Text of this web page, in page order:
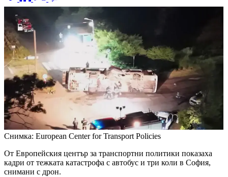
Снимка: European Center for Transport Policies
От Европейския център за транспортни политики показаха
кадри от тежката катастрофа с автобус и три коли в София,
снимани с дрон.